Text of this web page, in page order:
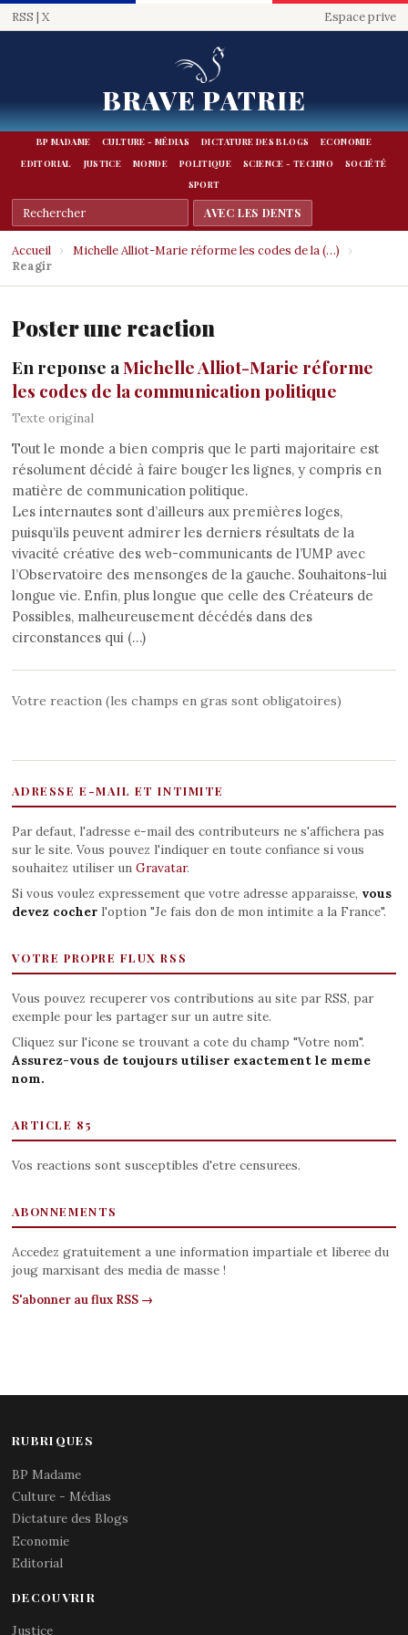
RSS | X Espace prive
BRAVE PATRIE
BP MADAME CULTURE - MÉDIAS DICTATURE DES BLOGS
ECONOMIE
EDITORIAL
JUSTICE MONDE POLITIQUE SCIENCE - TECHNO
SOCIÉTÉ
SPORT
Accueil › Michelle Alliot-Marie réforme les codes de la (…)
›
Reagir
Poster une reaction
En reponse aMichelle Alliot-Marie réforme
les codes de la communication politique
Texte original
Tout le monde a bien compris que le parti majoritaire est
résolument décidé à faire bouger les lignes, y compris en
matière de communication politique.
Les internautes sont d’ailleurs aux premières loges,
puisqu’ils peuvent admirer les derniers résultats de la
vivacité créative des web-communicants de l’UMP avec
l’Observatoire des mensonges de la gauche. Souhaitons-lui
longue vie. Enfin, plus longue que celle des Créateurs de
Possibles, malheureusement décédés dans des
circonstances qui (…)
Votre reaction (les champs en gras sont obligatoires)
ADRESSE E-MAIL ET INTIMITE
Par defaut, l'adresse e-mail des contributeurs ne s'affichera pas
sur le site. Vous pouvez l'indiquer en toute confiance si vous
souhaitez utiliser un Gravatar.
Si vous voulez expressement que votre adresse apparaisse, vous
devez cocherl'option "Je fais don de mon intimite a la France".
VOTRE PROPRE FLUX RSS
Vous pouvez recuperer vos contributions au site par RSS, par
exemple pour les partager sur un autre site.
Cliquez sur l'icone se trouvant a cote du champ "Votre nom".
Assurez-vous de toujours utiliser exactement le meme
nom.
ARTICLE 85
Vos reactions sont susceptibles d'etre censurees.
ABONNEMENTS
Accedez gratuitement a une information impartiale et liberee du
joug marxisant des media de masse !
S'abonner au flux RSS →
RUBRIQUES
BP Madame
Culture - Médias
Dictature des Blogs
Economie
Editorial
DECOUVRIR
Justice